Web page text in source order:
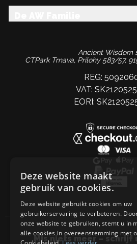
Ancient Wisdom
CTPark Trnava, Prílohy 583/57,
REG:
VAT:
EORI:
Mis niets meer – schrijf
Deze website maakt
gebruik van cookies.
Deze website gebruikt cookies om uw
gebruikerservaring te verbeteren.
onze website te gebruiken, stemt u in
alle cookies in overeenstemming met